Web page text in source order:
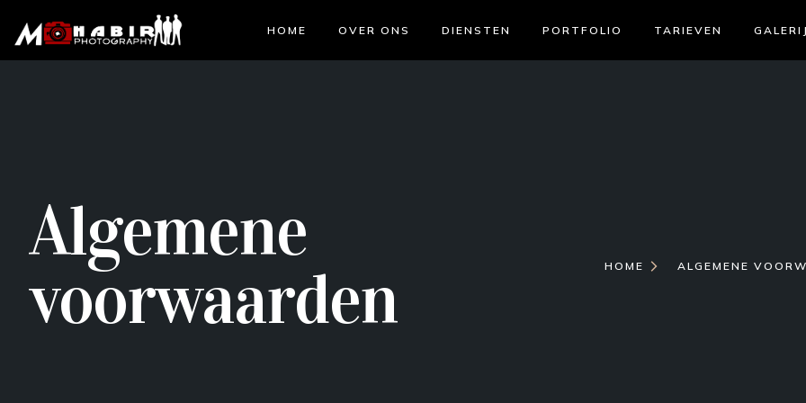
HOME OVER ONS DIENSTEN PORTFOLIO TARIEVEN GALERIJ
Algemene
voorwaarden
HOME ALGEMENE